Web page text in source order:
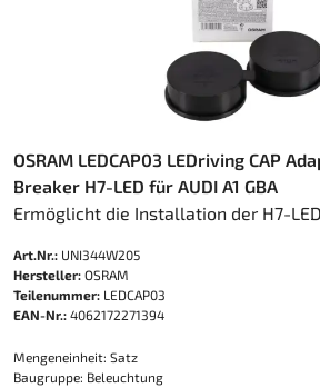
OSRAM LEDCAP03 LEDriving CAP
Breaker H7-LED für AUDI A1 GBA
Ermöglicht die Installation der H7-LED​
Art.Nr.: UNI344W205
Hersteller: OSRAM
Teilenummer: LEDCAP03
EAN-Nr.: 4062172271394
Mengeneinheit: Satz
Baugruppe: Beleuchtung